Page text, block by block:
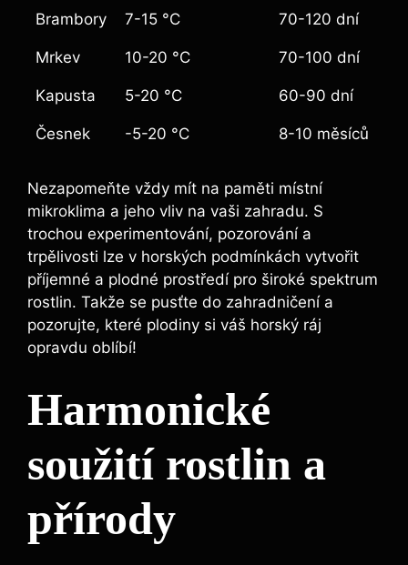
Brambory 7-15 °C 70-120 dní
Mrkev 10-20 °C 70-100 dní
Kapusta 5-20 °C 60-90 dní
Česnek -5-20 °C 8-10 měsíců
Nezapomeňte vždy mít na paměti místní
mikroklima a jeho vliv na vaši zahradu. S
trochou experimentování, pozorování a
trpělivosti lze v horských podmínkách vytvořit
příjemné a plodné prostředí pro široké spektrum
rostlin. Takže se pusťte do zahradničení a
pozorujte, které plodiny si váš horský ráj
opravdu oblíbí!
Harmonické
soužití rostlin a
přírody